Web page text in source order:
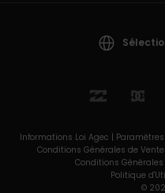
Informations Loi Agec |
Conditions Générales de Vente
Conditions
Politique
©